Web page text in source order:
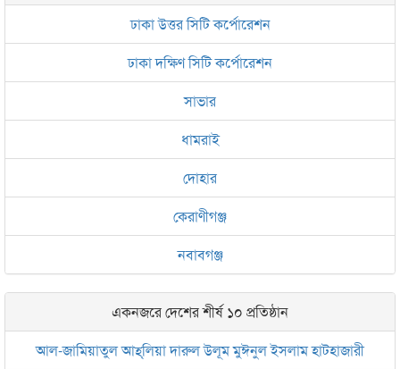
ঢাকা উত্তর সিটি কর্পোরেশন
ঢাকা দক্ষিণ সিটি কর্পোরেশন
সাভার
ধামরাই
দোহার
কেরাণীগঞ্জ
নবাবগঞ্জ
একনজরে দেশের শীর্ষ ১০ প্রতিষ্ঠান
আল-জামিয়াতুল আহ্‌লিয়া দারুল উলূম মুঈনুল ইসলাম হাটহাজারী